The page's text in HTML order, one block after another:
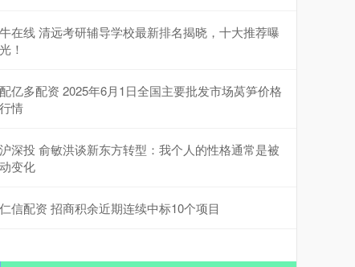
牛在线 清远考研辅导学校最新排名揭晓，十大推荐曝
光！
配亿多配资 2025年6月1日全国主要批发市场莴笋价格
行情
沪深投 俞敏洪谈新东方转型：我个人的性格通常是被
动变化
仁信配资 招商积余近期连续中标10个项目